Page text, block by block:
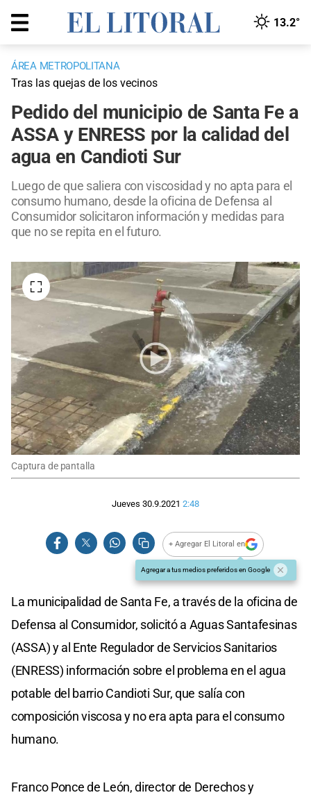
13.2°
ÁREA METROPOLITANA
Tras las quejas de los vecinos
Pedido del municipio de Santa Fe a
ASSA y ENRESS por la calidad del
agua en Candioti Sur
Luego de que saliera con viscosidad y no apta para el
consumo humano, desde la oficina de Defensa al
Consumidor solicitaron información y medidas para
que no se repita en el futuro.
Captura de pantalla
Jueves 30.9.2021 2:48
+ Agregar El Litoral en
Agregar a tus medios preferidos en Google
La municipalidad de Santa Fe, a través de la oficina de
Defensa al Consumidor, solicitó a Aguas Santafesinas
(ASSA) y al Ente Regulador de Servicios Sanitarios
(ENRESS) información sobre el problema en el agua
potable del barrio Candioti Sur, que salía con
composición viscosa y no era apta para el consumo
humano.
Franco Ponce de León, director de Derechos y